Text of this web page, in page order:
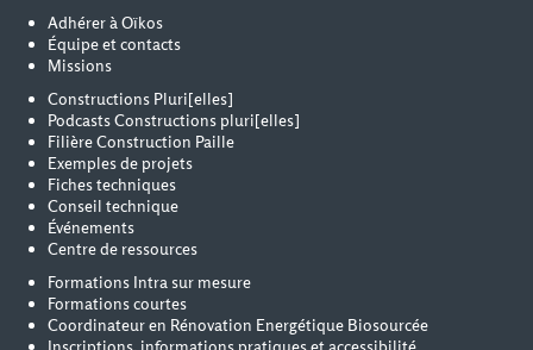
Adhérer à Oïkos
Équipe et contacts
Missions
Constructions Pluri[elles]
Podcasts Constructions pluri[elles]
Filière Construction Paille
Exemples de projets
Fiches techniques
Conseil technique
Événements
Centre de ressources
Formations Intra sur mesure
Formations courtes
Coordinateur en Rénovation Energétique Biosourcée